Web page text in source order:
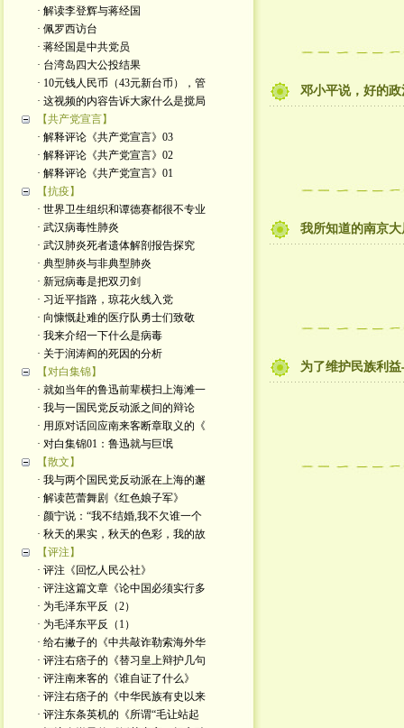
· 解读李登辉与蒋经国
· 佩罗西访台
· 蒋经国是中共党员
· 台湾岛四大公投结果
· 10元钱人民币（43元新台币），管
· 这视频的内容告诉大家什么是搅局
【共产党宣言】
· 解释评论《共产党宣言》03
· 解释评论《共产党宣言》02
· 解释评论《共产党宣言》01
【抗疫】
· 世界卫生组织和谭德赛都很不专业
· 武汉病毒性肺炎
· 武汉肺炎死者遗体解剖报告探究
· 典型肺炎与非典型肺炎
· 新冠病毒是把双刃剑
· 习近平指路，琼花火线入党
· 向慷慨赴难的医疗队勇士们致敬
· 我来介绍一下什么是病毒
· 关于润涛阎的死因的分析
【对白集锦】
· 就如当年的鲁迅前辈横扫上海滩一
· 我与一国民党反动派之间的辩论
· 用原对话回应南来客断章取义的《
· 对白集锦01：鲁迅就与巨氓
【散文】
· 我与两个国民党反动派在上海的邂
· 解读芭蕾舞剧《红色娘子军》
· 颜宁说：“我不结婚,我不欠谁一个
· 秋天的果实，秋天的色彩，我的故
【评注】
· 评注《回忆人民公社》
· 评注这篇文章《论中国必须实行多
· 为毛泽东平反（2）
· 为毛泽东平反（1）
· 给右撇子的《中共敲诈勒索海外华
· 评注右痞子的《替习皇上辩护几句
· 评注南来客的《谁自证了什么》
· 评注右痞子的《中华民族有史以来
· 评注东条英机的《所谓“毛让站起
邓小平说，好的
我所知道的南京
为了维护民族利